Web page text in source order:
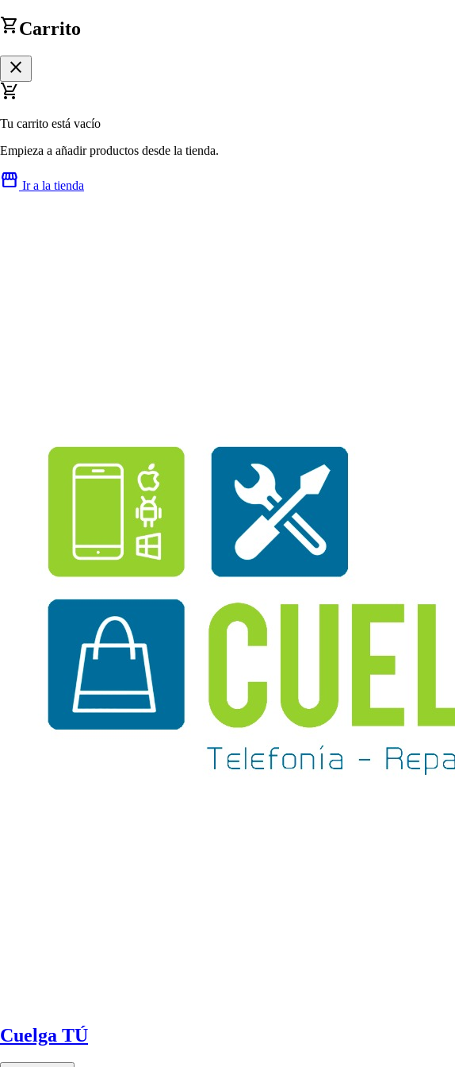
shopping_cartCarrito
close
remove_shopping_cart
Tu carrito está vacío
Empieza a añadir productos desde la tienda.
storefront Ir a la tienda
Cuelga TÚ